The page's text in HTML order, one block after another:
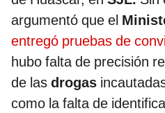
argumentó que el
entregó pruebas de
hubo falta de precisión
de las drogas
como la falta de